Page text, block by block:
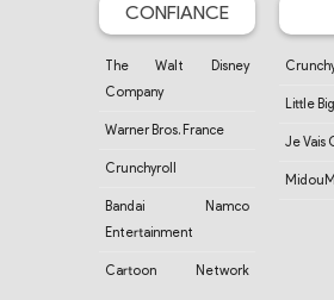
CONFIANCE
The Walt Disney
Company
Warner Bros. France
Crunchyroll
Bandai Namco
Entertainment
Cartoon Network
Little
Je Vais